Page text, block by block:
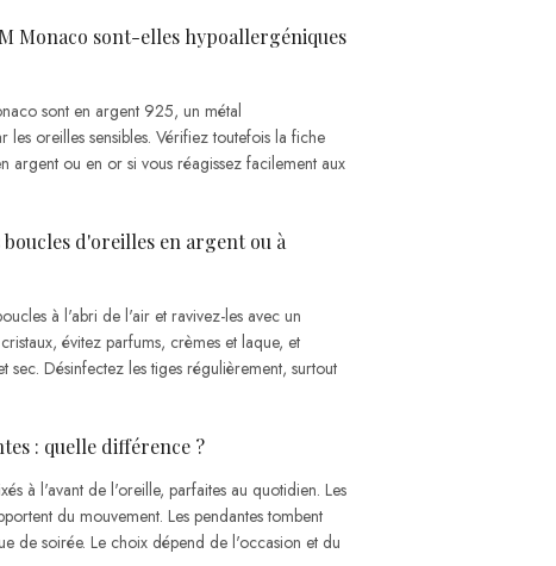
Monaco sont-elles hypoallergéniques
sont en argent 925, un métal
oreilles sensibles. Vérifiez toutefois la fiche
argent ou en or si vous réagissez facilement aux
d'oreilles en argent ou à
à l'abri de l'air et ravivez-les avec un
évitez parfums, crèmes et laque, et
sec. Désinfectez les tiges régulièrement, surtout
: quelle différence ?
à l'avant de l'oreille, parfaites au quotidien. Les
du mouvement. Les pendantes tombent
de soirée. Le choix dépend de l'occasion et du